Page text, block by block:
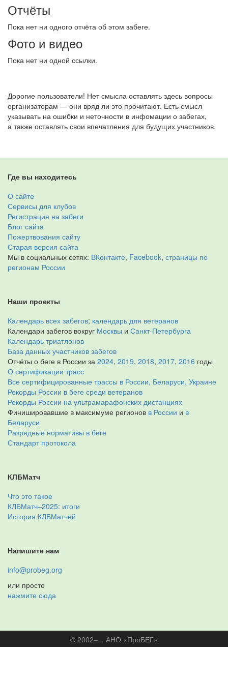
Отчёты
Пока нет ни одного отчёта об этом забеге.
Фото и видео
Пока нет ни одной ссылки.
Дорогие пользователи! Нет смысла оставлять здесь вопросы
организаторам — они вряд ли это прочитают. Есть смысл
указывать на ошибки и неточности в инфомации о забегах,
а также оставлять свои впечатления для будущих участников.
Где вы находитесь
О сайте
Сервисы для клубов
Регистрация на забеги
Блог сайта
Пожертвования сайту
Старая версия сайта
Мы в социальных сетях: ВКонтакте, Facebook, страницы по
регионам России
Наши проекты
Календарь всех забегов; календарь для ветеранов
Календари забегов вокруг Москвы и Санкт-Петербурга
Календарь триатлонов
База данных участников забегов
Отчёты о беге в России за 2024, 2019, 2018, 2017, 2016 годы
О сертификации трасс
Все сертифицированные трассы в России, Беларуси, Украине
Рекорды России в беге среди ветеранов
Рекорды России на ультрамарафонских дистанциях
Финишировавшие в максимуме регионов в России и в
Беларуси
Разрядные нормативы в беге
Стандарт протокола
КЛБМатч
Что это такое
КЛБМатч–2025: итоги
История КЛБМатчей
Напишите нам
info@probeg.org
или просто
нажмите сюда
© 2002–... АНО «ПроБЕГ»